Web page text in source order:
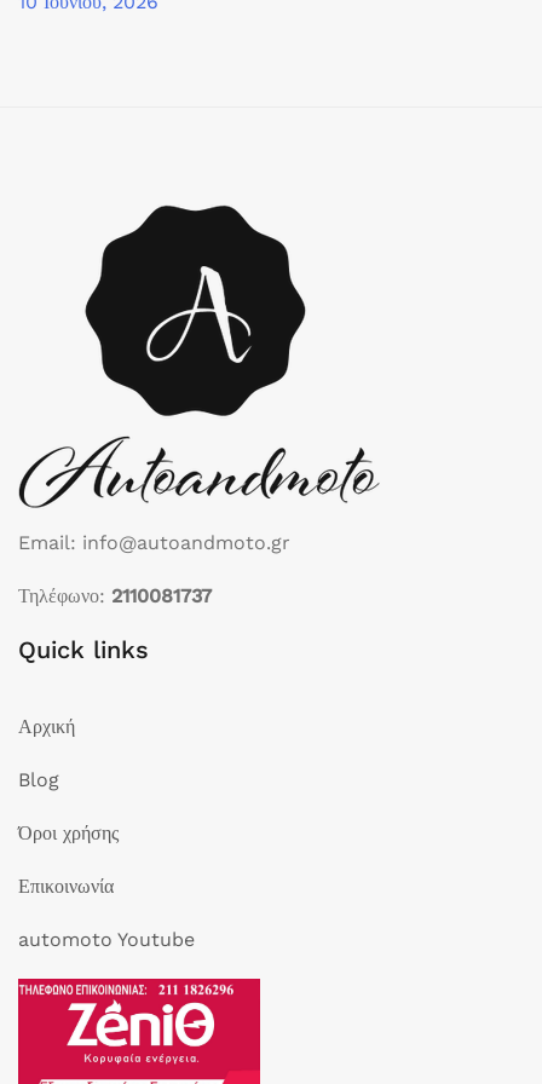
Email: info@autoandmoto.gr
Τηλέφωνο: 2110081737
Quick links
Αρχική
Blog
Όροι χρήσης
Επικοινωνία
automoto Youtube